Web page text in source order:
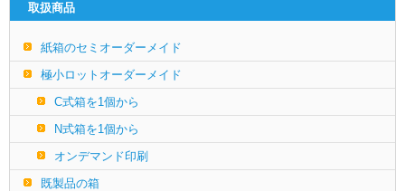
取扱商品
紙箱のセミオーダーメイド
極小ロットオーダーメイド
C式箱を1個から
N式箱を1個から
オンデマンド印刷
既製品の箱